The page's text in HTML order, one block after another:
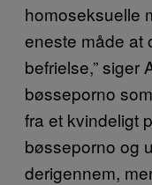
homoseksuelle
eneste måde at
befrielse,” siger
bøsseporno
fra et kvindeligt
bøsseporno og
derigennem,